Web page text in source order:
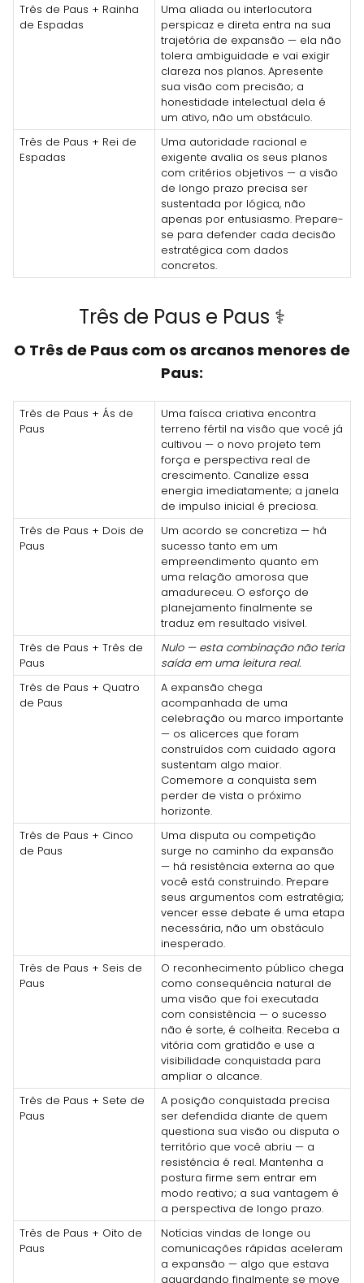
Três de Paus + Rainha
de Espadas
Uma aliada ou interlocutora
perspicaz e direta entra na sua
trajetória de expansão — ela não
tolera ambiguidade e vai exigir
clareza nos planos. Apresente
sua visão com precisão; a
honestidade intelectual dela é
um ativo, não um obstáculo.
Três de Paus + Rei de
Espadas
Uma autoridade racional e
exigente avalia os seus planos
com critérios objetivos — a visão
de longo prazo precisa ser
sustentada por lógica, não
apenas por entusiasmo. Prepare-
se para defender cada decisão
estratégica com dados
concretos.
Três de Paus e Paus ⚕️
O Três de Paus com os arcanos menores de
Paus:
Três de Paus + Ás de
Paus
Uma faísca criativa encontra
terreno fértil na visão que você já
cultivou — o novo projeto tem
força e perspectiva real de
crescimento. Canalize essa
energia imediatamente; a janela
de impulso inicial é preciosa.
Três de Paus + Dois de
Paus
Um acordo se concretiza — há
sucesso tanto em um
empreendimento quanto em
uma relação amorosa que
amadureceu. O esforço de
planejamento finalmente se
traduz em resultado visível.
Três de Paus + Três de
Paus
Nulo — esta combinação não teria
saída em uma leitura real.
Três de Paus + Quatro
de Paus
A expansão chega
acompanhada de uma
celebração ou marco importante
— os alicerces que foram
construídos com cuidado agora
sustentam algo maior.
Comemore a conquista sem
perder de vista o próximo
horizonte.
Três de Paus + Cinco
de Paus
Uma disputa ou competição
surge no caminho da expansão
— há resistência externa ao que
você está construindo. Prepare
seus argumentos com estratégia;
vencer esse debate é uma etapa
necessária, não um obstáculo
inesperado.
Três de Paus + Seis de
Paus
O reconhecimento público chega
como consequência natural de
uma visão que foi executada
com consistência — o sucesso
não é sorte, é colheita. Receba a
vitória com gratidão e use a
visibilidade conquistada para
ampliar o alcance.
Três de Paus + Sete de
Paus
A posição conquistada precisa
ser defendida diante de quem
questiona sua visão ou disputa o
território que você abriu — a
resistência é real. Mantenha a
postura firme sem entrar em
modo reativo; a sua vantagem é
a perspectiva de longo prazo.
Três de Paus + Oito de
Paus
Notícias vindas de longe ou
comunicações rápidas aceleram
a expansão — algo que estava
aguardando finalmente se move